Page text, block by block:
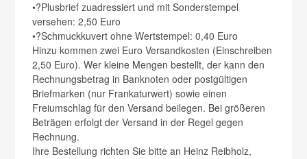
•?Plusbrief zuadressiert und mit Sonderstempel
versehen: 2,50 Euro
•?Schmuckkuvert ohne Wertstempel: 0,40 Euro
Hinzu kommen zwei Euro Versandkosten (Einschreiben
2,50 Euro). Wer kleine Mengen bestellt, der kann den
Rechnungsbetrag in Banknoten oder postgültigen
Briefmarken (nur Frankaturwert) sowie einen
Freiumschlag für den Versand beilegen. Bei größeren
Beträgen erfolgt der Versand in der Regel gegen
Rechnung.
Ihre Bestellung richten Sie bitte an Heinz Reibholz,